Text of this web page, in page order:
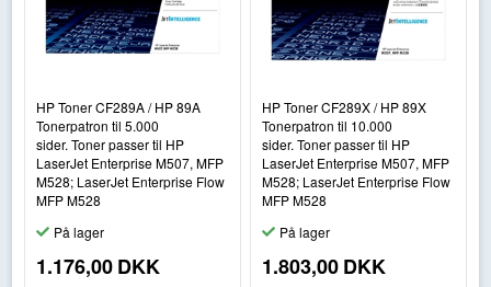
HP Toner CF289A / HP 89A
Tonerpatron til 5.000
sider. Toner passer til HP
LaserJet Enterprise M507, MFP
M528; LaserJet Enterprise Flow
MFP M528
På lager
1.176,00DKK
HP Toner CF289X / HP 89X
Tonerpatron til 10.000
sider. Toner passer til HP
LaserJet Enterprise M507, MFP
M528; LaserJet Enterprise Flow
MFP M528
På lager
1.803,00DKK